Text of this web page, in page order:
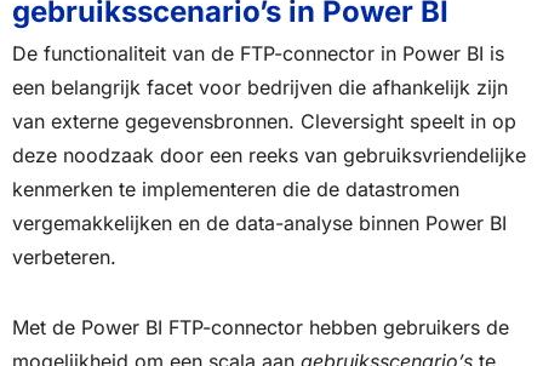
gebruiksscenario’s in Power BI
De functionaliteit van de FTP-connector in Power BI is
een belangrijk facet voor bedrijven die afhankelijk zijn
van externe gegevensbronnen. Cleversight speelt in op
deze noodzaak door een reeks van gebruiksvriendelijke
kenmerken te implementeren die de datastromen
vergemakkelijken en de data-analyse binnen Power BI
verbeteren.
Met de Power BI FTP-connector hebben gebruikers de